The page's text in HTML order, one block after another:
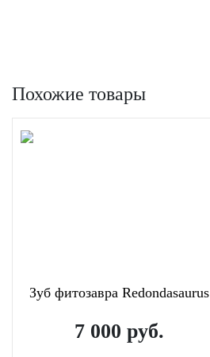
Похожие товары
Зуб фитозавра Redondasaurus
7 000 руб.